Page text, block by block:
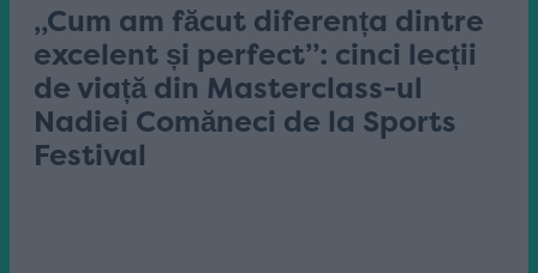
„Cum am făcut diferența dintre
excelent și perfect”: cinci lecții
de viață din Masterclass-ul
Nadiei Comăneci de la Sports
Festival